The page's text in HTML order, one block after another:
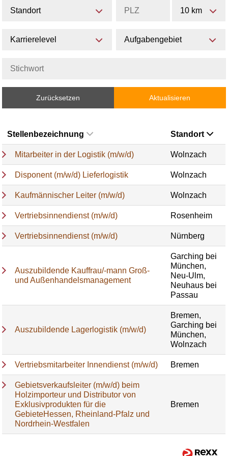
Standort 10 km
Karrierelevel Aufgabengebiet
Zurücksetzen Aktualisieren
Stellenbezeichnung Standort
Mitarbeiter in der Logistik (m/w/d) Wolnzach
Disponent (m/w/d) Lieferlogistik Wolnzach
Kaufmännischer Leiter (m/w/d) Wolnzach
Vertriebsinnendienst (m/w/d) Rosenheim
Vertriebsinnendienst (m/w/d) Nürnberg
Auszubildende Kauffrau/-mann Groß-
und Außenhandelsmanagement
Garching bei
München,
Neu-Ulm,
Neuhaus bei
Passau
Auszubildende Lagerlogistik (m/w/d)
Bremen,
Garching bei
München,
Wolnzach
Vertriebsmitarbeiter Innendienst (m/w/d) Bremen
Gebietsverkaufsleiter (m/w/d) beim
Holzimporteur und Distributor von
Exklusivprodukten für die
GebieteHessen, Rheinland-Pfalz und
Nordrhein-Westfalen
Bremen